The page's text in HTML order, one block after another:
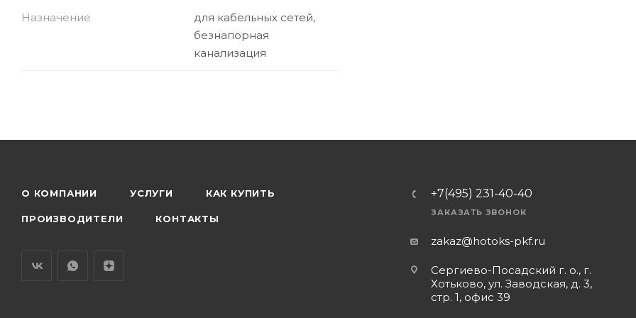
Назначение
для кабельных сетей,
безнапорная
канализация
О КОМПАНИИ УСЛУГИ КАК КУПИТЬ
ПРОИЗВОДИТЕЛИ КОНТАКТЫ
+7(495) 231-40-40
ЗАКАЗАТЬ ЗВОНОК
zakaz@hotoks-pkf.ru
Сергиево-Посадский г. о., г.
Хотьково, ул. Заводская, д. 3,
стр. 1, офис 39